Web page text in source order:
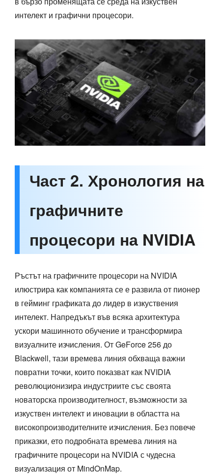
интелект и графични процесори.
Част 2. Хронология на
графичните
процесори на NVIDIA
Ръстът на графичните процесори на NVIDIA
илюстрира как компанията се е развила от пионер
в гейминг графиката до лидер в изкуствения
интелект. Напредъкът във всяка архитектура
ускори машинното обучение и трансформира
визуалните изчисления. От GeForce 256 до
Blackwell, тази времева линия обхваща важни
повратни точки, които показват как NVIDIA
революционизира индустриите със своята
новаторска производителност, възможности за
изкуствен интелект и иновации в областта на
високопроизводителните изчисления. Без повече
приказки, ето подробната времева линия на
графичните процесори на NVIDIA с чудесна
визуализация от MindOnMap.